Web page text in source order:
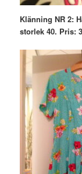
Klänning NR 2:
storlek 40. Pris: